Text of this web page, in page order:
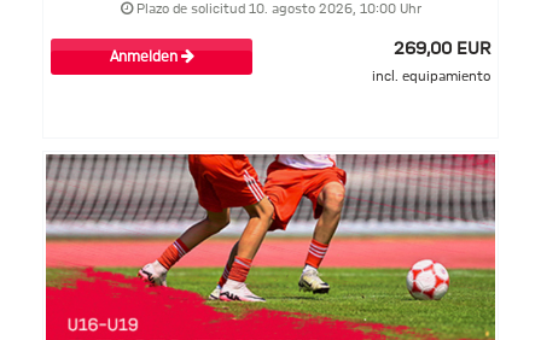
Plazo de solicitud 10. agosto 2026, 10:00 Uhr
Anmelden 269,00 EUR
incl. equipamiento